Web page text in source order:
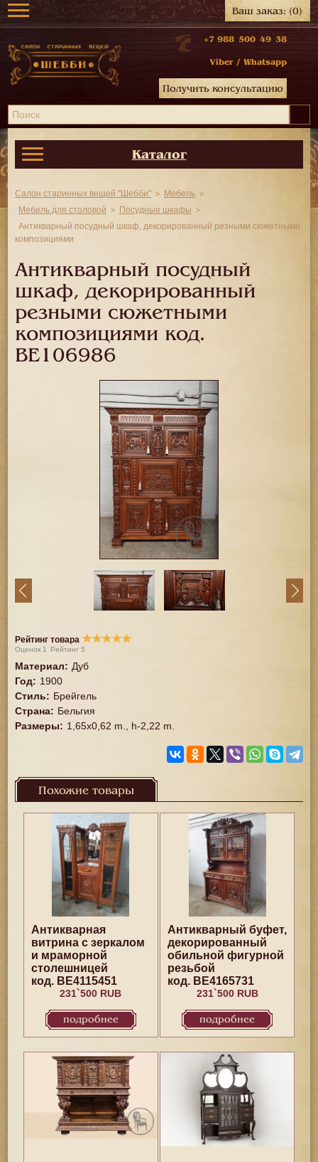
Ваш заказ:(0)
+7 988 500 49 38
Viber / Whatsapp
Получить консультацию
Каталог
Салон старинных вещей "Шебби"
Мебель
Мебель для столовой
Посудные шкафы
Антикварный посудный шкаф, декорированный резными сюжетными
композициями
Антикварный посудный
шкаф, декорированный
резными сюжетными
композициями код.
BE106986
Рейтинг товара ★★★★★
Оценок 1 Рейтинг5
Материал: Дуб
Год: 1900
Стиль: Брейгель
Страна: Бельгия
Размеры: 1,65x0,62 m., h-2,22 m.
Похожие товары
Антикварная
витрина с зеркалом
и мраморной
столешницей
код. BE4115451
231`500 RUB
подробнее
Антикварный буфет,
декорированный
обильной фигурной
резьбой
код. BE4165731
231`500 RUB
подробнее